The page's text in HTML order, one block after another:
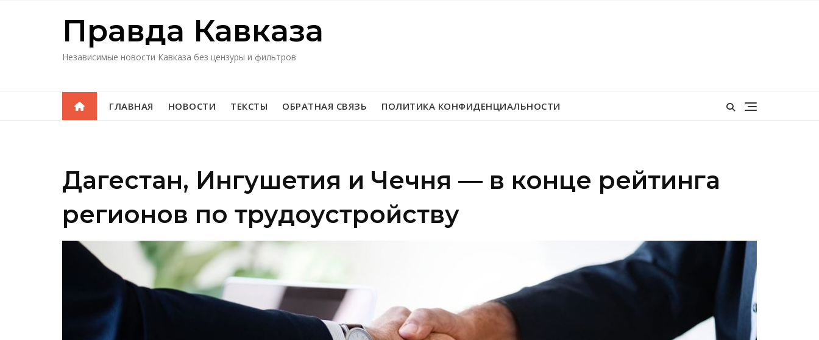
Правда Кавказa
Независимые новости Кавказа без цензуры и фильтров
ГЛАВНАЯ НОВОСТИ ТЕКСТЫ ОБРАТНАЯ СВЯЗЬ ПОЛИТИКА КОНФИДЕНЦИАЛЬНОСТИ
Дагестан, Ингушетия и Чечня — в конце рейтинга
регионов по трудоустройству